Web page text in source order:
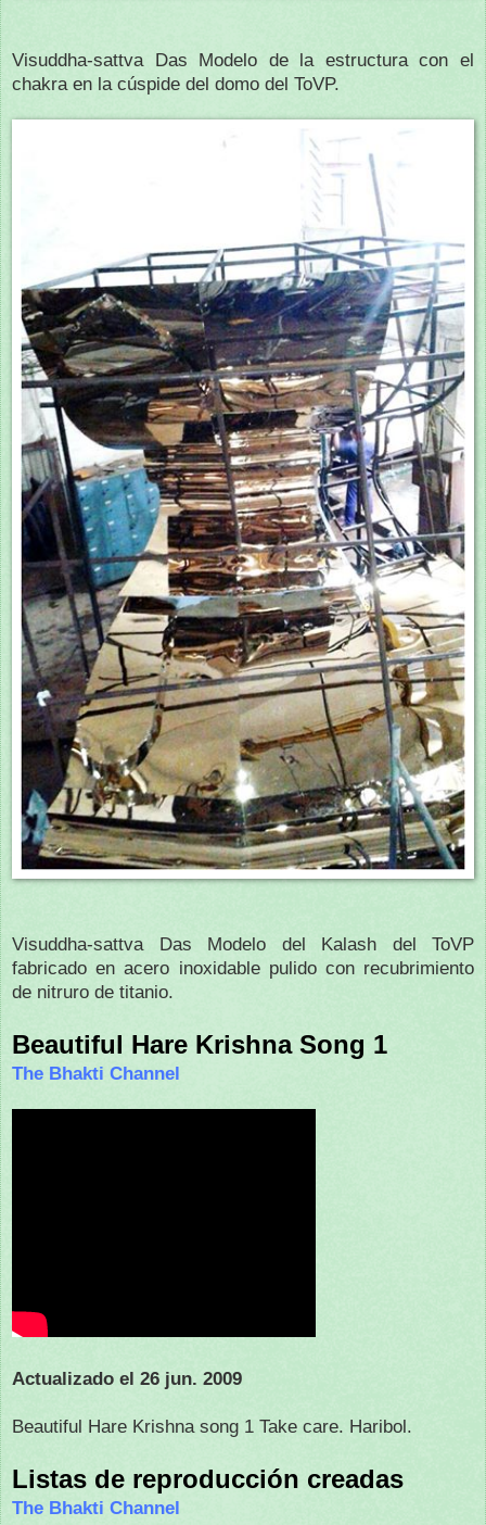
Visuddha-sattva Das Modelo de la estructura con el
chakra en la cúspide del domo del ToVP.
Visuddha-sattva Das Modelo del Kalash del ToVP
fabricado en acero inoxidable pulido con recubrimiento
de nitruro de titanio.
Beautiful Hare Krishna Song 1
The Bhakti Channel
Actualizado el 26 jun. 2009
Beautiful Hare Krishna song 1 Take care. Haribol.
Listas de reproducción creadas
The Bhakti Channel